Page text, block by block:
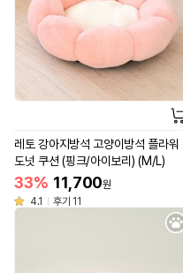
레토 강아지방석 고양이방석 플라워
도넛 쿠션 (핑크/아이보리) (M/L)
33% 11,700원
4.1
후기 11